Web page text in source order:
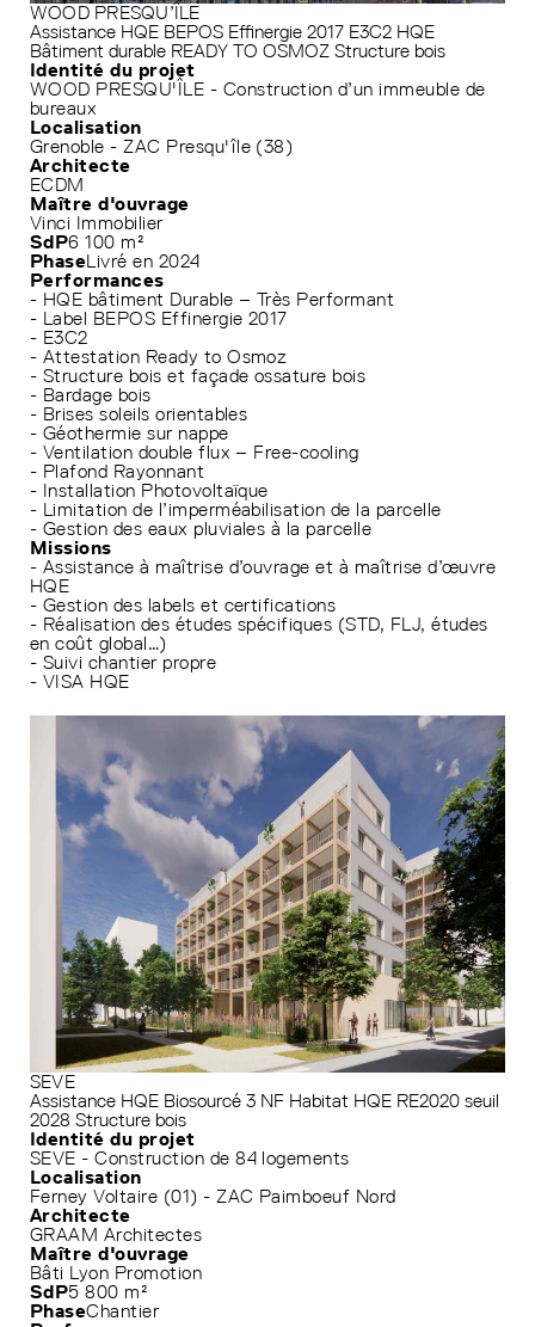
WOOD PRESQU’ÎLE
Assistance HQE BEPOS Effinergie 2017 E3C2 HQE
Bâtiment durable READY TO OSMOZ Structure bois
Identité du projet
WOOD PRESQU'ÎLE - Construction d’un immeuble de
bureaux
Localisation
Grenoble - ZAC Presqu'île (38)
Architecte
ECDM
Maître d'ouvrage
Vinci Immobilier
SdP6 100 m²
PhaseLivré en 2024
Performances
- HQE bâtiment Durable – Très Performant
- Label BEPOS Effinergie 2017
- E3C2
- Attestation Ready to Osmoz
- Structure bois et façade ossature bois
- Bardage bois
- Brises soleils orientables
- Géothermie sur nappe
- Ventilation double flux – Free-cooling
- Plafond Rayonnant
- Installation Photovoltaïque
- Limitation de l’imperméabilisation de la parcelle
- Gestion des eaux pluviales à la parcelle
Missions
- Assistance à maîtrise d’ouvrage et à maîtrise d’œuvre
HQE
- Gestion des labels et certifications
- Réalisation des études spécifiques (STD, FLJ, études
en coût global…)
- Suivi chantier propre
- VISA HQE
SEVE
Assistance HQE Biosourcé 3 NF Habitat HQE RE2020 seuil
2028 Structure bois
Identité du projet
SEVE - Construction de 84 logements
Localisation
Ferney Voltaire (01) - ZAC Paimboeuf Nord
Architecte
GRAAM Architectes
Maître d'ouvrage
Bâti Lyon Promotion
SdP5 800 m²
PhaseChantier